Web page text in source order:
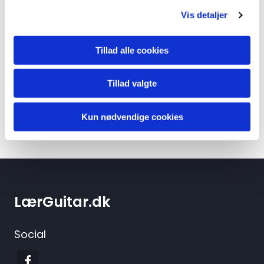
Vis detaljer
Tillad alle cookies
Tillad valgte
Kun nødvendige cookies
LærGuitar.dk
Social